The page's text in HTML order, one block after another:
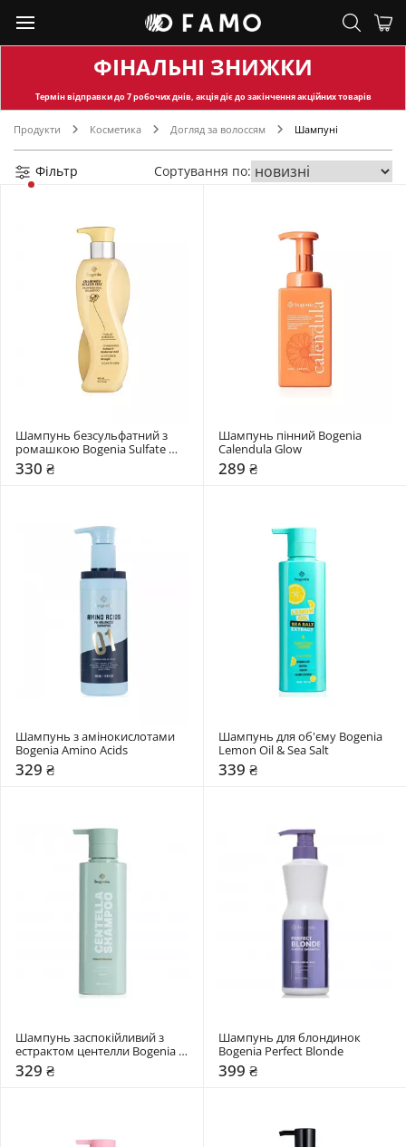
ФІНАЛЬНІ ЗНИЖКИ
Термін відправкидо 7 робочих днів, акція діє до закінчення акційних товарів
Продукти Косметика Догляд за волоссям Шампуні
Фільтр Сортування по:
Шампунь безсульфатний з
ромашкою Bogenia Sulfate
Free
330 ₴
Шампунь пінний Bogenia
Calendula Glow
289 ₴
Шампунь з амінокислотами
Bogenia Amino Acids
329 ₴
Шампунь для об'єму Bogenia
Lemon Oil & Sea Salt
339 ₴
Шампунь заспокійливий з
естрактом центелли Bogenia
Centella
329 ₴
Шампунь для блондинок
Bogenia Perfect Blonde
399 ₴